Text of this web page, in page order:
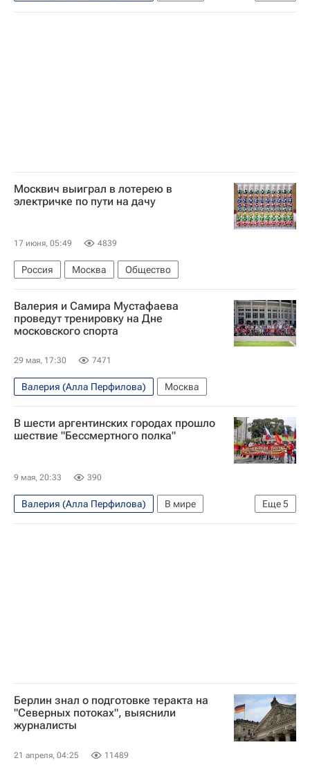
Белоруссия
Ульяновская область
Москвич выиграл в лотерею в
электричке по пути на дачу
17 июня, 05:49 4839
Россия Москва Общество
Валерия и Самира Мустафаева
проведут тренировку на Дне
московского спорта
29 мая, 17:30 7471
Валерия (Алла Перфилова) Москва
В шести аргентинских городах прошло
шествие "Бессмертного полка"
9 мая, 20:33 390
Еще5
Валерия (Алла Перфилова)
В мире
Россия
Буэнос-Айрес (город)
Аргентина
Берлин знал о подготовке теракта на
"Северных потоках", выяснили
журналисты
21 апреля, 04:25 11489